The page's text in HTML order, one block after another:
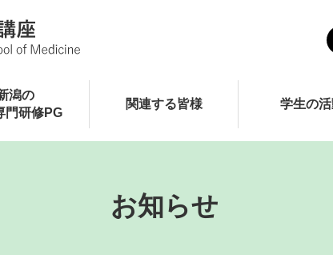
潟の
門研修PG
関連する皆様 学生の
お知らせ